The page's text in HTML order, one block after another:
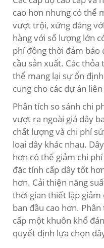
cao hơn nhưng có thể
vượt trội, xứng đáng
hàng với số lượng lớn
phí đồng thời đảm bảo
cầu sản xuất. Các thỏa
thể mang lại sự ổn
cung cho các dự án
Phân tích so sánh chi
vượt ra ngoài giá dây
chất lượng và chi phí
loại dây khác nhau.
hơn có thể giảm chi
đặc tính cấp dây tốt
hơn. Cải thiện năng
thời gian thiết lập giảm
ban đầu cao hơn.
cấp một khuôn khổ
quyết định lựa chọn